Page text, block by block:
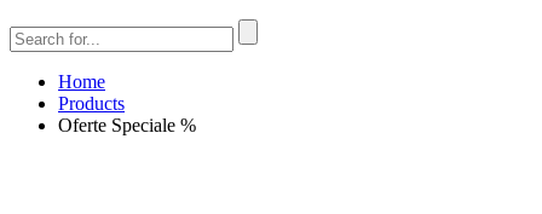
Home
Products
Oferte Speciale %